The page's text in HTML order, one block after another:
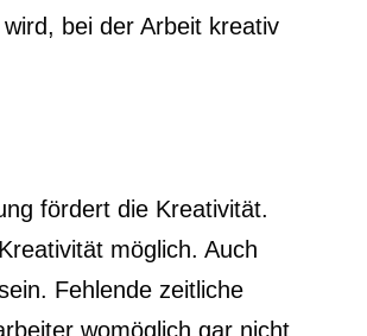
bei der Arbeit kreativ
fördert die Kreativität.
möglich. Auch
Fehlende zeitliche
womöglich gar nicht